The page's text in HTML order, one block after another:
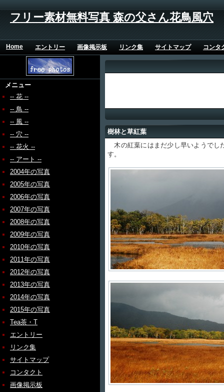
フリー素材無料写真 森の父さん花鳥風穴
Home エントリー 画像掲示板 リンク集 サイトマップ コンタ
メニュー
-- 花 --
-- 鳥 --
-- 風 --
-- 穴 --
-- 花火 --
-- アート --
2004年の写真
2005年の写真
2006年の写真
2007年の写真
2008年の写真
2009年の写真
2010年の写真
2011年の写真
2012年の写真
2013年の写真
2014年の写真
2015年の写真
Tea茶・T
エントリー
リンク集
サイトマップ
コンタクト
画像掲示板
樹林と草紅葉
木の紅葉にはまだ少し早いようでし
す。